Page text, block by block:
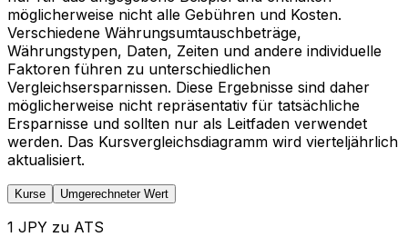
möglicherweise nicht alle Gebühren und Kosten.
Verschiedene Währungsumtauschbeträge,
Währungstypen, Daten, Zeiten und andere individuelle
Faktoren führen zu unterschiedlichen
Vergleichsersparnissen. Diese Ergebnisse sind daher
möglicherweise nicht repräsentativ für tatsächliche
Ersparnisse und sollten nur als Leitfaden verwendet
werden. Das Kursvergleichsdiagramm wird vierteljährlich
aktualisiert.
Kurse Umgerechneter Wert
1 JPY zu ATS